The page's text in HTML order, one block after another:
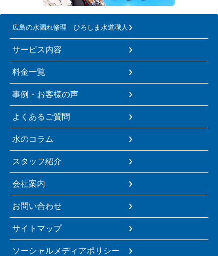
広島の水漏れ修理 ひろしま水道職人
サービス内容
料金一覧
事例・お客様の声
よくあるご質問
水のコラム
スタッフ紹介
会社案内
お問い合わせ
サイトマップ
ソーシャルメディアポリシー